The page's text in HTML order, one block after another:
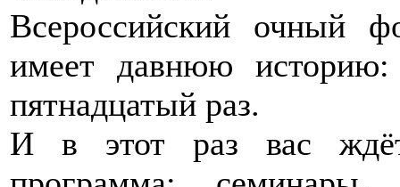
Всероссийский очный
имеет давнюю
пятнадцатый раз.
И в этот раз вас ждёт